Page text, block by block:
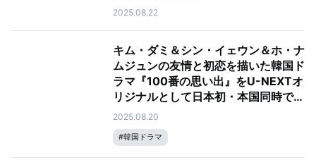
2025.08.22
キム・ダミ＆シン・イェウン＆ホ・ナ
ムジュンの友情と初恋を描いた韓国ド
ラマ『100番の思い出』をU-NEXTオ
リジナルとして日本初・本国同時で独
占見放題配信決定！
2025.08.20
#韓国ドラマ